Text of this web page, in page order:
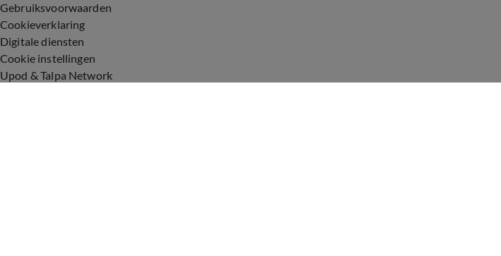
Gebruiksvoorwaarden
Cookieverklaring
Digitale diensten
Cookie instellingen
Upod & Talpa Network